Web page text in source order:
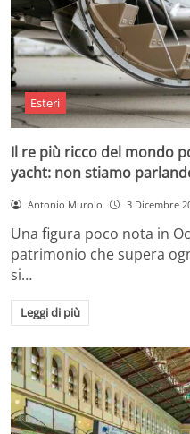
Esteri
Il re più ricco del mondo
yacht: non stiamo
Antonio Murolo 3 Dicembre
Una figura poco nota in
patrimonio che supera
si…
Leggi di più